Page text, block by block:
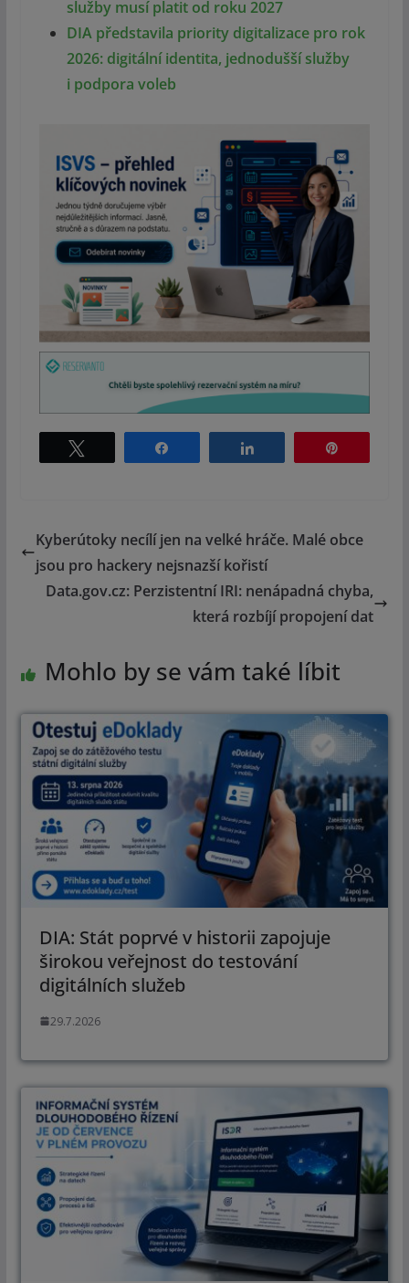
služby musí platit od roku 2027
DIA představila priority digitalizace pro rok
2026: digitální identita, jednodušší služby
i podpora voleb
Kyberútoky necílí jen na velké hráče. Malé obce
jsou pro hackery nejsnazší kořistí
Data.gov.cz: Perzistentní IRI: nenápadná chyba,
která rozbíjí propojení dat
Mohlo by se vám také líbit
DIA: Stát poprvé v historii zapojuje
širokou veřejnost do testování
digitálních služeb
29.7.2026